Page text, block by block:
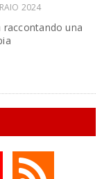
2024
una